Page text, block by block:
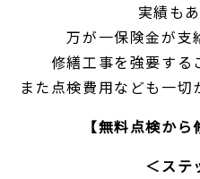
実績も
万が一保険金が支
修繕工事を強要する
また点検費用なども一切
【無料点検から
＜ステ